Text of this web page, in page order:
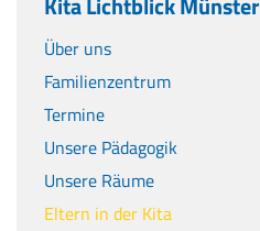
Über uns
Familienzentrum
Termine
Unsere Pädagogik
Unsere Räume
Eltern in der Kita